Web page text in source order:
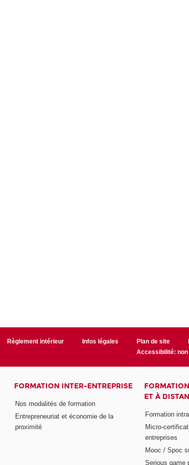
Règlement intérieur Infos légales Plan de site
Accessibilité:
FORMATION INTER-ENTREPRISE
Nos modalités de formation
Entrepreneuriat et économie de la
proximité
ET À
Formation
Micro-
entreprises
Mooc / Spoc
Serious game